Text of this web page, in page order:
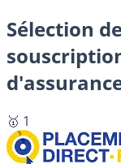
Sélection
🥇 1